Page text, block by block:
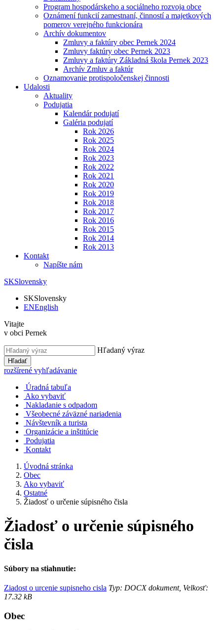
Program hospodárskeho a sociálneho rozvoja obce
Oznámení funkcií zamestnaní, činností a majetkových
pomerov verejného funkcionára
Archív dokumentov
Zmluvy a faktúry obec Pernek 2024
Zmluvy faktúry obec Pernek 2023
Zmluvy a faktúry Základná škola Pernek 2023
Archív Zmluv a faktúr
Oznamovanie protispoločenskej činnosti
Udalosti
Aktuality
Podujatia
Kalendár podujatí
Galéria podujatí
Rok 2026
Rok 2025
Rok 2024
Rok 2023
Rok 2022
Rok 2021
Rok 2020
Rok 2019
Rok 2018
Rok 2017
Rok 2016
Rok 2015
Rok 2014
Rok 2013
Kontakt
Napíšte nám
SKSlovensky
SKSlovensky
ENEnglish
Vitajte
v obci Pernek
Hľadaný výraz
Hľadať
rozšírené vyhľadávanie
Úradná tabuľa
Ako vybaviť
Nakladanie s odpadom
Všeobecné záväzné nariadenia
Návštevník a turista
Organizácie a inštitúcie
Podujatia
Kontakt
Úvodná stránka
Obec
Ako vybaviť
Ostatné
Žiadosť o určenie súpisného čisla
Žiadosť o určenie súpisného
čisla
Súbory na stiahnutie:
Ziadost o urcenie supisneho cisla Typ: DOCX dokument, Velkosť:
17.32 kB
Obec